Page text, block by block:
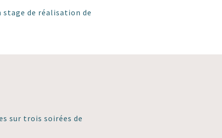
stage de réalisation de
sur trois soirées de